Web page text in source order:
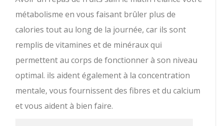
métabolisme en vous faisant brûler plus de
calories tout au long de la journée, car ils sont
remplis de vitamines et de minéraux qui
permettent au corps de fonctionner à son niveau
optimal. ils aident également à la concentration
mentale, vous fournissent des fibres et du calcium
et vous aident à bien faire.